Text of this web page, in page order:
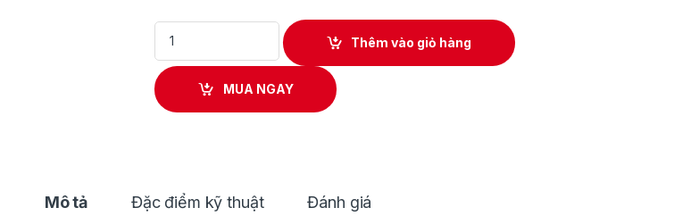
Áo Khoác Làm Mát Size M Dùng Pin Makita DFJ214CM quantity
Thêm vào giỏ hàng
MUA NGAY
Mô tả Đặc điểm kỹ thuật Đánh giá